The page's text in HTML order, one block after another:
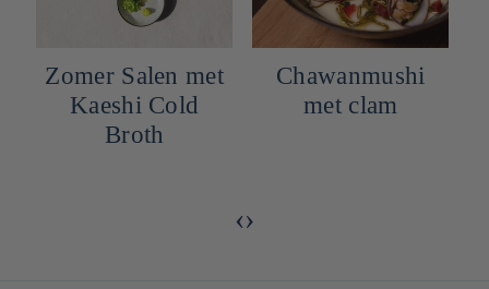
Zomer Salen met
Kaeshi Cold
Broth
Chawanmushi
met clam
‹›